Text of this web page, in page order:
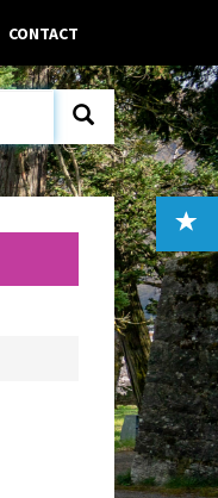
CONTACT